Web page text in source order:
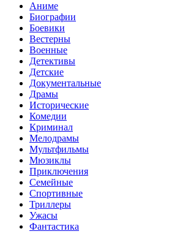
Аниме
Биографии
Боевики
Вестерны
Военные
Детективы
Детские
Документальные
Драмы
Исторические
Комедии
Криминал
Мелодрамы
Мультфильмы
Мюзиклы
Приключения
Семейные
Спортивные
Триллеры
Ужасы
Фантастика